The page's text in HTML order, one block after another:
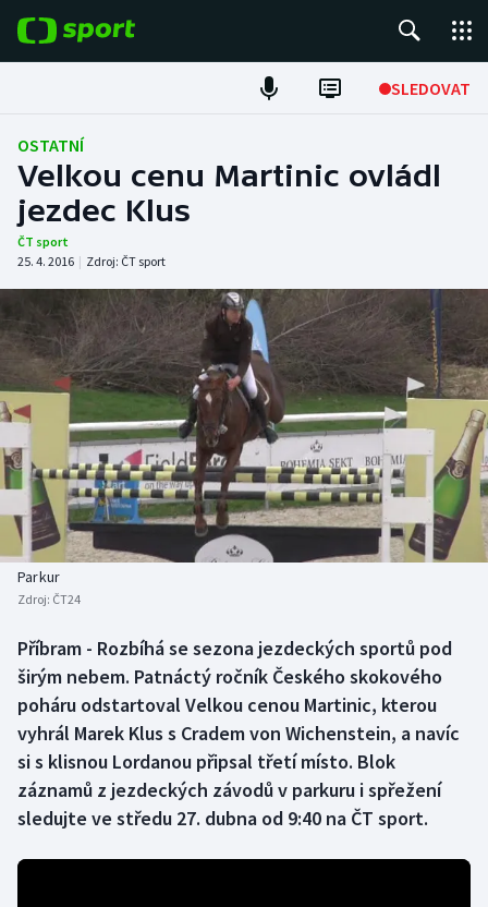
SLEDOVAT
Fotbal
Hokej
Tenis
Atletika
Cyklistika
DALŠÍ SPORTY
Americký fotbal
Baseball a softbal
Basketbal
Biatlon
Boby a skeleton
Box
Curling
Dostihy
NEPŘEHLÉDNĚTE
Soutěže
Historické návraty
Aplikace ČT sport
AZ kvíz
OSTATNÍ
Velkou cenu Martinic ovládl
jezdec Klus
ČT sport
25. 4. 2016 | Zdroj: ČT sport
Parkur
Zdroj: ČT24
Příbram - Rozbíhá se sezona jezdeckých sportů pod
širým nebem. Patnáctý ročník Českého skokového
poháru odstartoval Velkou cenou Martinic, kterou
vyhrál Marek Klus s Cradem von Wichenstein, a navíc
si s klisnou Lordanou připsal třetí místo. Blok
záznamů z jezdeckých závodů v parkuru i spřežení
sledujte ve středu 27. dubna od 9:40 na ČT sport.